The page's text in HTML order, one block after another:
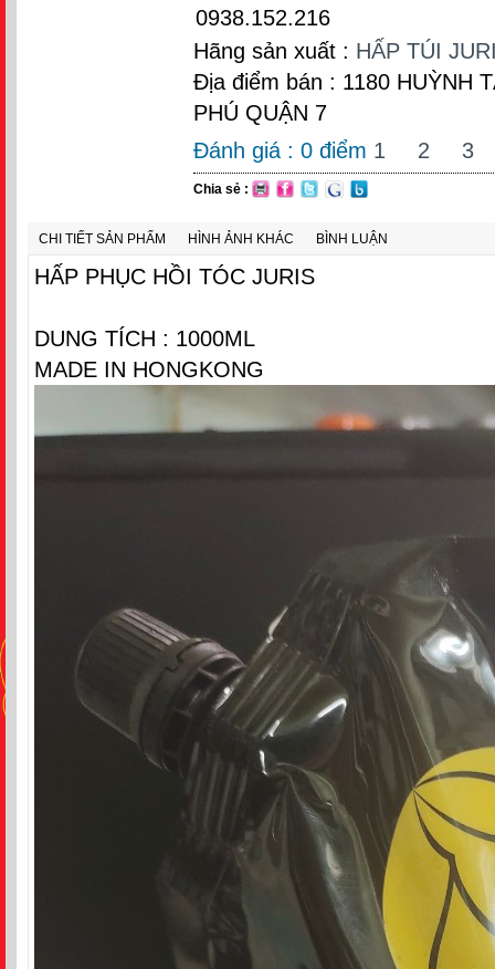
0938.152.216
Hãng sản xuất : HẤP TÚI
Địa điểm bán : 1180 HUỲNH
PHÚ QUẬN 7
Đánh giá : 0 điểm 1 2 3
Chia sẻ :
CHI TIẾT SẢN PHẨM HÌNH ẢNH KHÁC BÌNH LUẬN
HẤP PHỤC HỒI TÓC JURIS
DUNG TÍCH : 1000ML
MADE IN HONGKONG